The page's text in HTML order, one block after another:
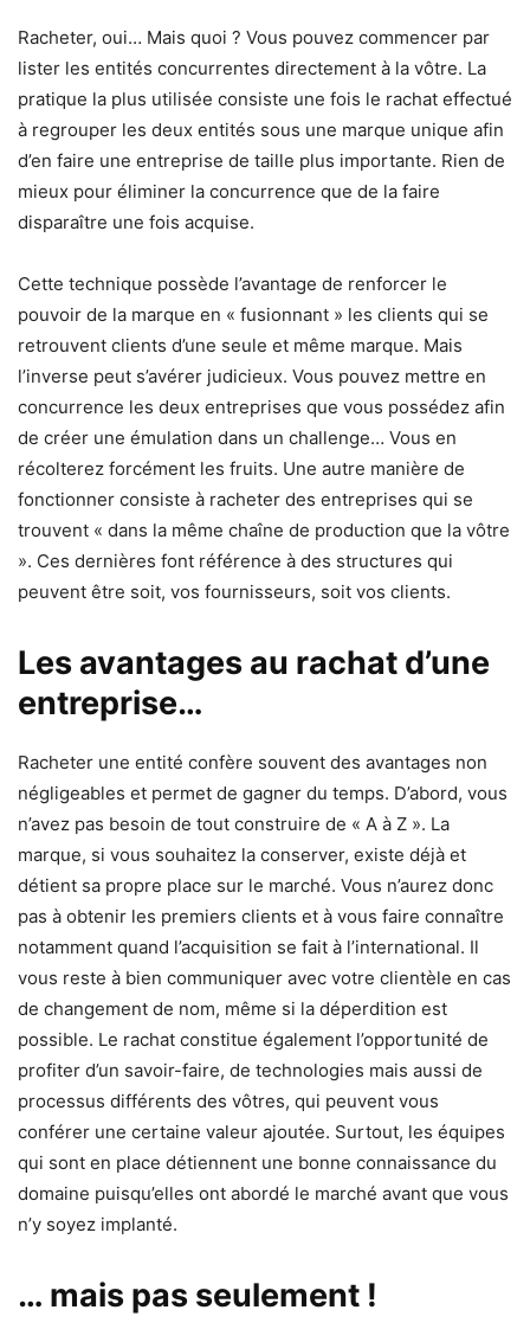
Racheter, oui… Mais quoi ? Vous pouvez commencer par
lister les entités concurrentes directement à la vôtre. La
pratique la plus utilisée consiste une fois le rachat effectué
à regrouper les deux entités sous une marque unique afin
d’en faire une entreprise de taille plus importante. Rien de
mieux pour éliminer la concurrence que de la faire
disparaître une fois acquise.
Cette technique possède l’avantage de renforcer le
pouvoir de la marque en « fusionnant » les clients qui se
retrouvent clients d’une seule et même marque. Mais
l’inverse peut s’avérer judicieux. Vous pouvez mettre en
concurrence les deux entreprises que vous possédez afin
de créer une émulation dans un challenge… Vous en
récolterez forcément les fruits. Une autre manière de
fonctionner consiste à racheter des entreprises qui se
trouvent « dans la même chaîne de production que la vôtre
». Ces dernières font référence à des structures qui
peuvent être soit, vos fournisseurs, soit vos clients.
Les avantages au rachat d’une
entreprise…
Racheter une entité confère souvent des avantages non
négligeables et permet de gagner du temps. D’abord, vous
n’avez pas besoin de tout construire de « A à Z ». La
marque, si vous souhaitez la conserver, existe déjà et
détient sa propre place sur le marché. Vous n’aurez donc
pas à obtenir les premiers clients et à vous faire connaître
notamment quand l’acquisition se fait à l’international. Il
vous reste à bien communiquer avec votre clientèle en cas
de changement de nom, même si la déperdition est
possible. Le rachat constitue également l’opportunité de
profiter d’un savoir-faire, de technologies mais aussi de
processus différents des vôtres, qui peuvent vous
conférer une certaine valeur ajoutée. Surtout, les équipes
qui sont en place détiennent une bonne connaissance du
domaine puisqu’elles ont abordé le marché avant que vous
n’y soyez implanté.
… mais pas seulement !